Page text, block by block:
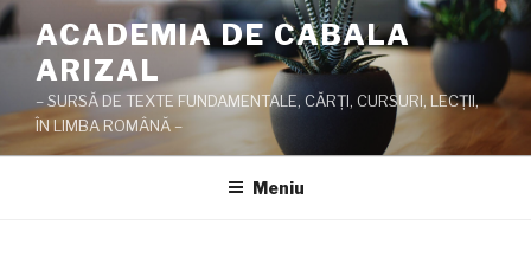
Sari
la
conținut
ACADEMIA DE CABALA
ARIZAL
– SURSĂ DE TEXTE FUNDAMENTALE, CĂRŢI, CURSURI, LECŢII,
ÎN LIMBA ROMÂNĂ –
Meniu